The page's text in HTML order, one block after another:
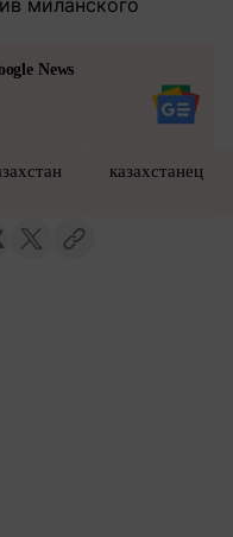
миланского
News
казахстанец